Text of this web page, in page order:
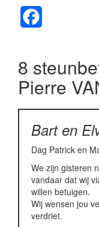
8
Pierre
Bart en
Dag Patrick en
We zijn gisteren
vandaar dat wij
willen betuigen.
Wij wensen jou
verdriet.